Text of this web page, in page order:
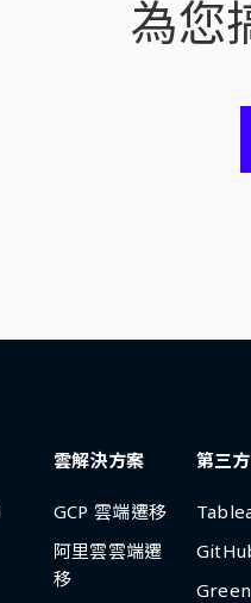
為您
雲解決方案
GCP 雲端遷移
阿里雲雲端遷
移
第三